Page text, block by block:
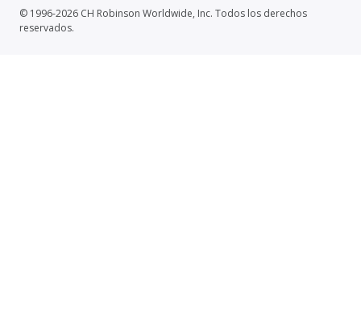
© 1996-2026 CH Robinson Worldwide, Inc. Todos los derechos
reservados.